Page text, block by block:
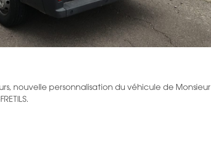
nouvelle personnalisation du véhicule de Monsieur